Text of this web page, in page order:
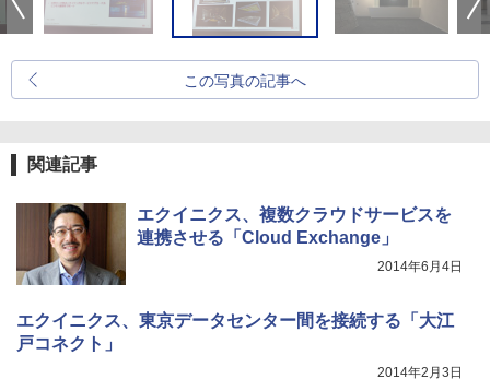
この写真の記事へ
関連記事
エクイニクス、複数クラウドサービスを
連携させる「Cloud Exchange」
2014年6月4日
エクイニクス、東京データセンター間を接続する「大江
戸コネクト」
2014年2月3日